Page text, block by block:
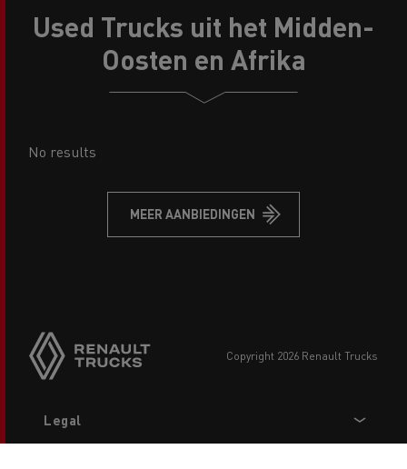
Used Trucks uit het Midden-
Oosten en Afrika
No results
MEER AANBIEDINGEN
copyright 2026 Renault Trucks
menu
Legal